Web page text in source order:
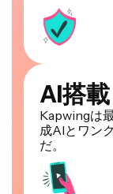
AI搭載
Kapwingは
成AIとワン
だ。